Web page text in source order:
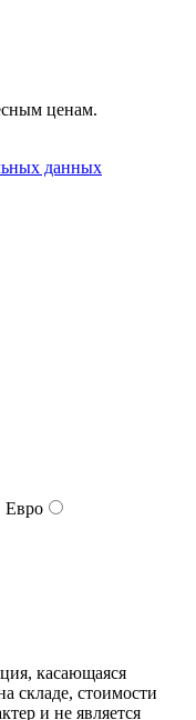
ценам.
данных
Евро
касающаяся
складе, стоимости
и не является